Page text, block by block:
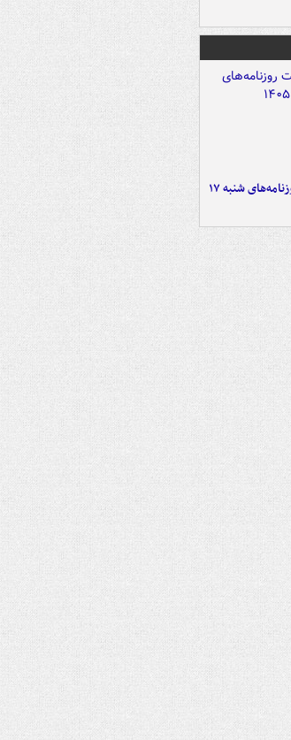
صفحه نخست روزنامه‌های شنبه ۱۷